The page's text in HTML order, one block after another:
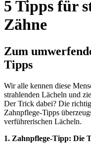
5 Tipps für
Zähne
Zum
Tipps
Wir alle kennen diese
strahlenden Lächeln und
Der Trick dabei? Die
Zahnpflege-Tipps
verführerischen Lächeln.
1. Zahnpflege-Tipp: Die